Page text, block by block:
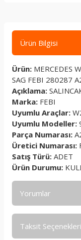
Ürün Bilgisi
Ürün: MERCEDES
SAG FEBI 280287
Açıklama:
Marka: FEBI
Uyumlu Araçlar:
Uyumlu Modeller:
Parça Numarası:
Üretici Numarası:
Satış Türü: ADET
Ürün Durumu:
Yorumlar
Taksit Seçenekleri